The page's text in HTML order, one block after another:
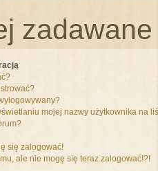
mojej nazwy użytkownika na
się zalogować!
ale nie mogę się teraz zalogować!?!